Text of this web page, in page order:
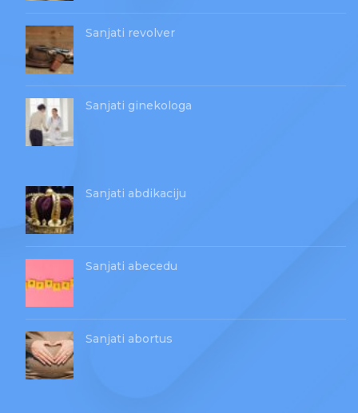
Sanjati revolver
Sanjati ginekologa
Sanjati abdikaciju
Sanjati abecedu
Sanjati abortus